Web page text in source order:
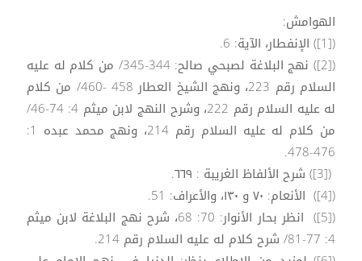
الهوامش:
([1]) الإنفطار، الآية: 6.
([2]) نهج البلاغة لصبحي صالح: 344-345/ من كلام له عليه
السلام رقم 223، ونهج الشيخ العطار 458 -460/ من كلام
له عليه السلام رقم 222، وشرح النهج لابن ميثم 4: 74-46/
من كلام له عليه السلام رقم 214، ونهج محمد عبده 1:
476-478.
([3]) شرح الألفاظ الغريبة : ٦٦٩.
([4]) الأنعام: ۷۰ و ۱۳۰، والأعراف: 51.
([5]) انظر بحار الأنوار: 70: 68، شرح نهج البلاغة لابن ميثم
4: 77-81/ شرح كلام له عليه السلام رقم 214.